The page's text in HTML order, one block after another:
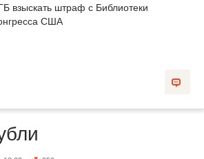
взыскать штраф с Библиотеки
США